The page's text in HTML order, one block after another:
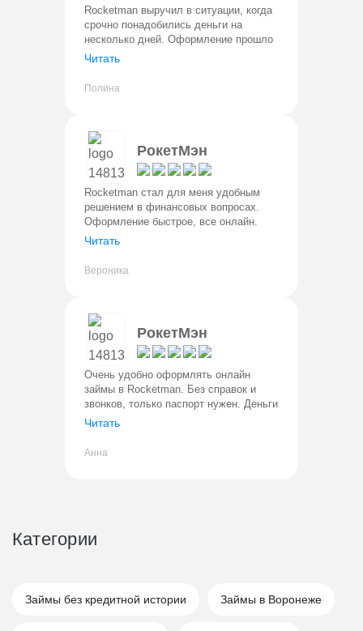
Rocketman выручил в ситуации, когда
срочно понадобились деньги на
несколько дней. Оформление прошло
быстро и без сложностей. Решение по
поступили на карту без задерже
Читать
Полина
РокетМэн
Rocketman стал для меня удобным
решением в финансовых вопросах.
Оформление быстрое, все онлайн.
Деньги переводятна карту в тот же
скрытых комиссий. Для оформления
Читать
Вероника
РокетМэн
Очень удобно оформлять онлайн
займы в Rocketman. Без справок и
звонков, только паспорт нужен. Деньги
переводят сразу. Все прозрачно,
первый раз пользуюсь, проблем ни раз
Читать
Анна
Категории
Займы без кредитной истории Займы в Воронеже